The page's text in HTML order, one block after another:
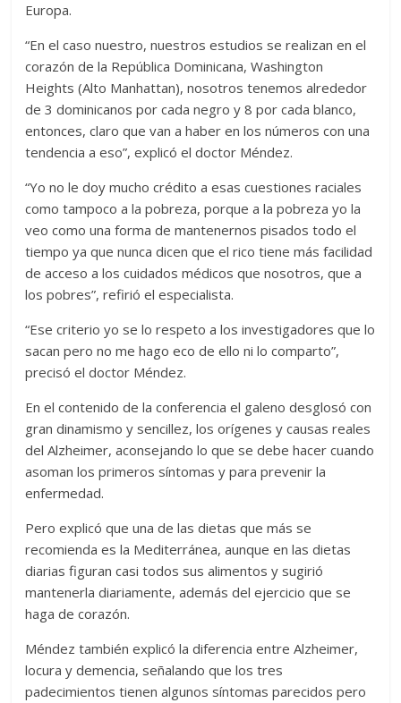
Europa.
“En el caso nuestro, nuestros estudios se realizan en el
corazón de la República Dominicana, Washington
Heights (Alto Manhattan), nosotros tenemos alrededor
de 3 dominicanos por cada negro y 8 por cada blanco,
entonces, claro que van a haber en los números con una
tendencia a eso”, explicó el doctor Méndez.
“Yo no le doy mucho crédito a esas cuestiones raciales
como tampoco a la pobreza, porque a la pobreza yo la
veo como una forma de mantenernos pisados todo el
tiempo ya que nunca dicen que el rico tiene más facilidad
de acceso a los cuidados médicos que nosotros, que a
los pobres”, refirió el especialista.
“Ese criterio yo se lo respeto a los investigadores que lo
sacan pero no me hago eco de ello ni lo comparto”,
precisó el doctor Méndez.
En el contenido de la conferencia el galeno desglosó con
gran dinamismo y sencillez, los orígenes y causas reales
del Alzheimer, aconsejando lo que se debe hacer cuando
asoman los primeros síntomas y para prevenir la
enfermedad.
Pero explicó que una de las dietas que más se
recomienda es la Mediterránea, aunque en las dietas
diarias figuran casi todos sus alimentos y sugirió
mantenerla diariamente, además del ejercicio que se
haga de corazón.
Méndez también explicó la diferencia entre Alzheimer,
locura y demencia, señalando que los tres
padecimientos tienen algunos síntomas parecidos pero